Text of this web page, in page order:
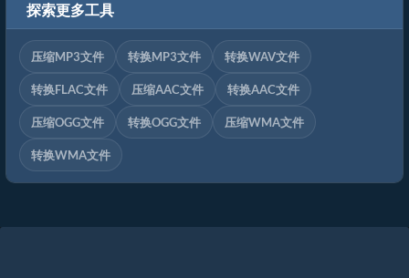
探索更多工具
压缩MP3文件 转换MP3文件 转换WAV文件
转换FLAC文件 压缩AAC文件 转换AAC文件
压缩OGG文件 转换OGG文件 压缩WMA文件
转换WMA文件